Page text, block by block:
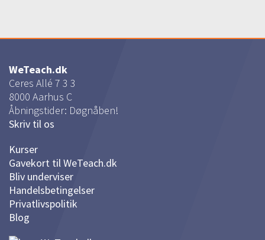
WeTeach.dk
Ceres Allé 7 3 3
8000 Aarhus C
Åbningstider: Døgnåben!
Skriv til os
Kurser
Gavekort til WeTeach.dk
Bliv underviser
Handelsbetingelser
Privatlivspolitik
Blog